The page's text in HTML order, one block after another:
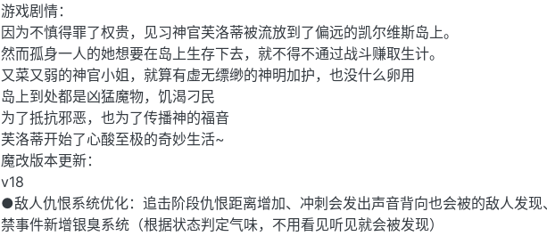
游戏剧情：
因为不慎得罪了权贵，见习神官芙洛蒂被流放到了偏远的凯尔维斯岛上。
然而孤身一人的她想要在岛上生存下去，就不得不通过战斗赚取生计。
又菜又弱的神官小姐，就算有虚无缥缈的神明加护，也没什么卵用
岛上到处都是凶猛魔物，饥渴刁民
为了抵抗邪恶，也为了传播神的福音
芙洛蒂开始了心酸至极的奇妙生活~
魔改版本更新：
v18
●敌人仇恨系统优化：追击阶段仇恨距离增加、冲刺会发出声音背向也会被的敌人发现
禁事件新增银臭系统（根据状态判定气味，不用看见听见就会被发现）